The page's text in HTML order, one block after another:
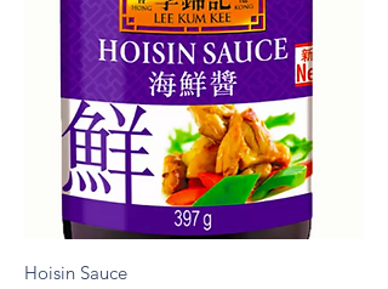
Hoisin Sauce